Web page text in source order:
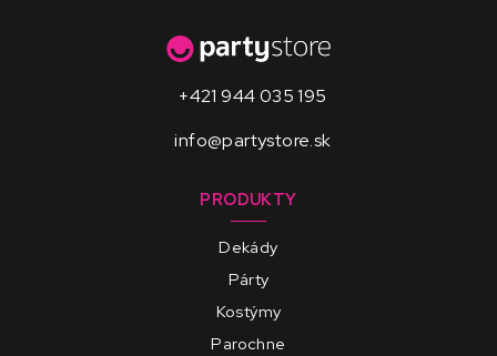
+421 944 035 195
info@partystore.sk
PRODUKTY
Dekády
Párty
Kostýmy
Parochne